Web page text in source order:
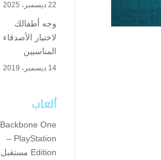
22 ديسمبر، 2025
وجه أطفالك
لاختيار الأصدقاء
المناسبين
14 ديسمبر، 2019
ألعاب
Backbone One
– PlayStation
Edition مستقبل